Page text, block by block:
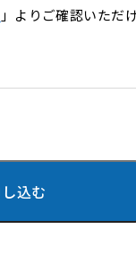
」よりご確認いただ